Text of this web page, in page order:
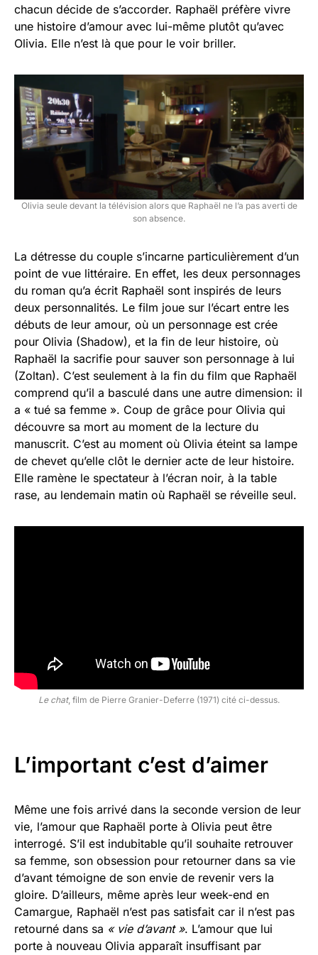
chacun décide de s’accorder. Raphaël préfère vivre
une histoire d’amour avec lui-même plutôt qu’avec
Olivia. Elle n’est là que pour le voir briller.
Olivia seule devant la télévision alors que Raphaël ne l’a pas averti de
son absence.
La détresse du couple s’incarne particulièrement d’un
point de vue littéraire. En effet, les deux personnages
du roman qu’a écrit Raphaël sont inspirés de leurs
deux personnalités. Le film joue sur l’écart entre les
débuts de leur amour, où un personnage est crée
pour Olivia (Shadow), et la fin de leur histoire, où
Raphaël la sacrifie pour sauver son personnage à lui
(Zoltan). C’est seulement à la fin du film que Raphaël
comprend qu’il a basculé dans une autre dimension: il
a « tué sa femme ». Coup de grâce pour Olivia qui
découvre sa mort au moment de la lecture du
manuscrit. C’est au moment où Olivia éteint sa lampe
de chevet qu’elle clôt le dernier acte de leur histoire.
Elle ramène le spectateur à l’écran noir, à la table
rase, au lendemain matin où Raphaël se réveille seul.
Le chat, film de Pierre Granier-Deferre (1971) cité ci-dessus.
L’important c’est d’aimer
Même une fois arrivé dans la seconde version de leur
vie, l’amour que Raphaël porte à Olivia peut être
interrogé. S’il est indubitable qu’il souhaite retrouver
sa femme, son obsession pour retourner dans sa vie
d’avant témoigne de son envie de revenir vers la
gloire. D’ailleurs, même après leur week-end en
Camargue, Raphaël n’est pas satisfait car il n’est pas
retourné dans sa « vie d’avant ». L’amour que lui
porte à nouveau Olivia apparaît insuffisant par